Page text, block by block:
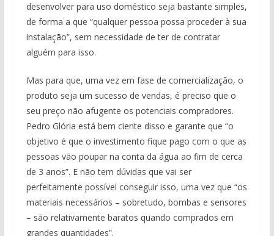
desenvolver para uso doméstico seja bastante simples,
de forma a que “qualquer pessoa possa proceder à sua
instalação”, sem necessidade de ter de contratar
alguém para isso.
Mas para que, uma vez em fase de comercialização, o
produto seja um sucesso de vendas, é preciso que o
seu preço não afugente os potenciais compradores.
Pedro Glória está bem ciente disso e garante que “o
objetivo é que o investimento fique pago com o que as
pessoas vão poupar na conta da água ao fim de cerca
de 3 anos”. E não tem dúvidas que vai ser
perfeitamente possível conseguir isso, uma vez que “os
materiais necessários – sobretudo, bombas e sensores
– são relativamente baratos quando comprados em
grandes quantidades”.